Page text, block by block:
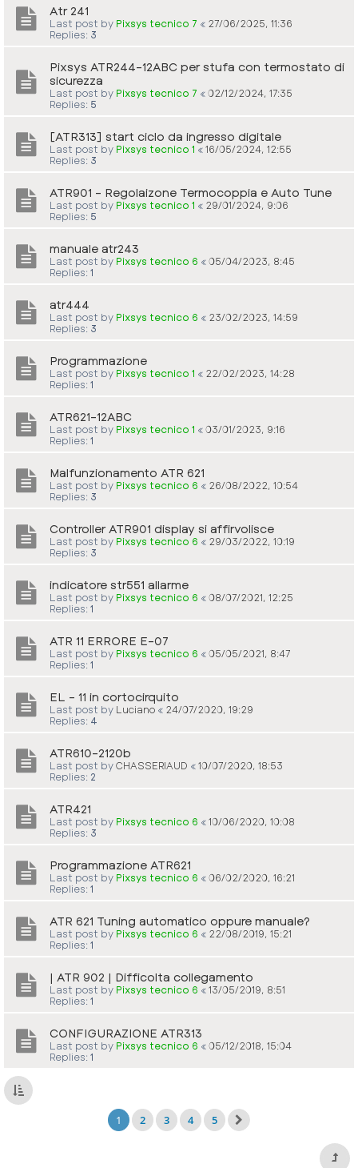
Atr 241
Last post by Pixsys tecnico 7 « 27/06/2025, 11:36
Replies: 3
Pixsys ATR244-12ABC per stufa con termostato di
sicurezza
Last post by Pixsys tecnico 7 « 02/12/2024, 17:35
Replies: 5
[ATR313] start ciclo da ingresso digitale
Last post by Pixsys tecnico 1 « 16/05/2024, 12:55
Replies: 3
ATR901 - Regolaizone Termocoppia e Auto Tune
Last post by Pixsys tecnico 1 « 29/01/2024, 9:06
Replies: 5
manuale atr243
Last post by Pixsys tecnico 6 « 05/04/2023, 8:45
Replies: 1
atr444
Last post by Pixsys tecnico 6 « 23/02/2023, 14:59
Replies: 3
Programmazione
Last post by Pixsys tecnico 1 « 22/02/2023, 14:28
Replies: 1
ATR621-12ABC
Last post by Pixsys tecnico 1 « 03/01/2023, 9:16
Replies: 1
Malfunzionamento ATR 621
Last post by Pixsys tecnico 6 « 26/08/2022, 10:54
Replies: 3
Controller ATR901 display si affirvolisce
Last post by Pixsys tecnico 6 « 29/03/2022, 10:19
Replies: 3
indicatore str551 allarme
Last post by Pixsys tecnico 6 « 08/07/2021, 12:25
Replies: 1
ATR 11 ERRORE E-07
Last post by Pixsys tecnico 6 « 05/05/2021, 8:47
Replies: 1
EL - 11 in cortocirquito
Last post by Luciano « 24/07/2020, 19:29
Replies: 4
ATR610-2120b
Last post by CHASSERIAUD « 10/07/2020, 18:53
Replies: 2
ATR421
Last post by Pixsys tecnico 6 « 10/06/2020, 10:08
Replies: 3
Programmazione ATR621
Last post by Pixsys tecnico 6 « 06/02/2020, 16:21
Replies: 1
ATR 621 Tuning automatico oppure manuale?
Last post by Pixsys tecnico 6 « 22/08/2019, 15:21
Replies: 1
| ATR 902 | Difficolta collegamento
Last post by Pixsys tecnico 6 « 13/05/2019, 8:51
Replies: 1
CONFIGURAZIONE ATR313
Last post by Pixsys tecnico 6 « 05/12/2018, 15:04
Replies: 1
1 2 3 4 5